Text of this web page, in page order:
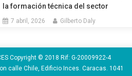
la formación técnica del sector
7 abril, 2026 Gilberto Daly
Copyright © 2018 Rif: G-20009922-4
calle Chile, Edificio Inces. Caracas. 1041